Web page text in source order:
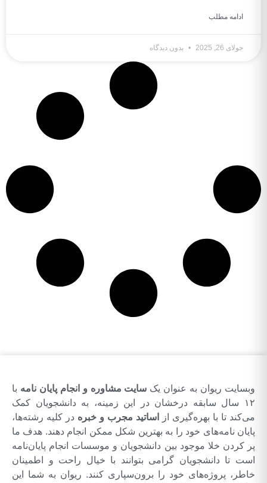
ادامه مطلب
جولای 26, 2025 بدون دیدگاه
وبسایت ریوان به عنوان یک سایت مشاوره و انجام پایان نامه با
۱۲ سال سابقه درخشان در این زمینه، به دانشجویان کمک
می‌کند تا با بهره‌گیری از
اساتید مجرب و خبره در کلیه رشته‌ها،
پایان نامه‌های خود را به بهترین شکل ممکن انجام دهند. هدف ما
پر کردن خلا موجود بین دانشجویان و موسسات انجام پایان‌نامه
است تا دانشجویان گرامی بتوانند با خیال راحت و اطمینان
خاطر، پروژه‌های خود را برون‌سپاری کنند. ریوان به شما این